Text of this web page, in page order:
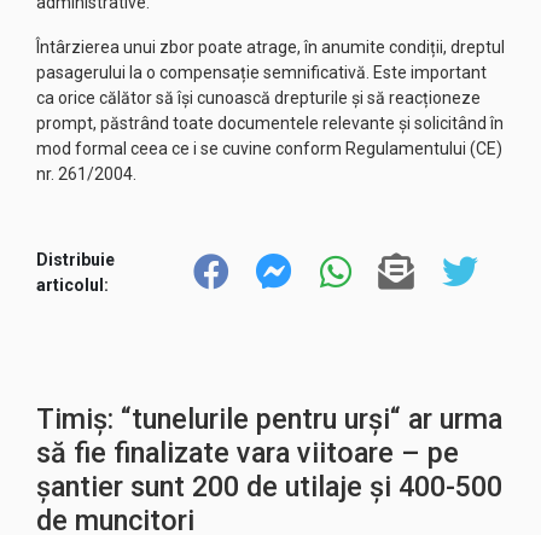
Întârzierea unui zbor poate atrage, în anumite condiții, dreptul
pasagerului la o compensație semnificativă. Este important
ca orice călător să își cunoască drepturile și să reacționeze
prompt, păstrând toate documentele relevante și solicitând în
mod formal ceea ce i se cuvine conform Regulamentului (CE)
nr. 261/2004.
Distribuie
articolul:
Timiș: “tunelurile pentru urși“ ar urma
să fie finalizate vara viitoare – pe
șantier sunt 200 de utilaje şi 400-500
de muncitori